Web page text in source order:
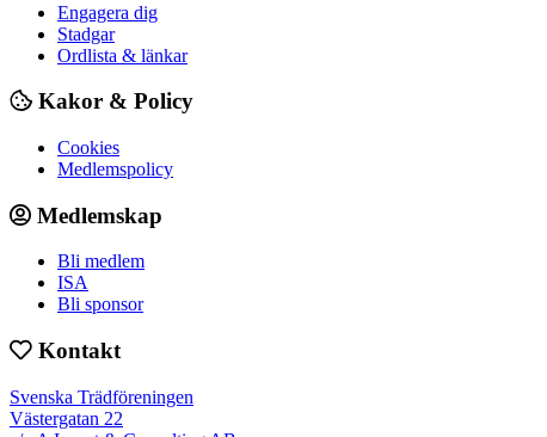
Engagera dig
Stadgar
Ordlista & länkar
Kakor & Policy
Cookies
Medlemspolicy
Medlemskap
Bli medlem
ISA
Bli sponsor
Kontakt
Svenska Trädföreningen
Västergatan 22